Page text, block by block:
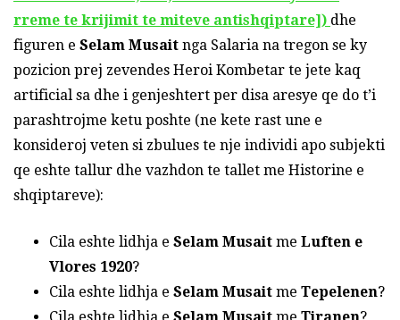
rreme te krijimit te miteve antishqiptare]) dhe
figuren e Selam Musait nga Salaria na tregon se ky
pozicion prej zevendes Heroi Kombetar te jete kaq
artificial sa dhe i genjeshtert per disa aresye qe do t’i
parashtrojme ketu poshte (ne kete rast une e
konsideroj veten si zbulues te nje individi apo subjekti
qe eshte tallur dhe vazhdon te tallet me Historine e
shqiptareve):
Cila eshte lidhja e Selam Musait me Luften e
Vlores 1920?
Cila eshte lidhja e Selam Musait me Tepelenen?